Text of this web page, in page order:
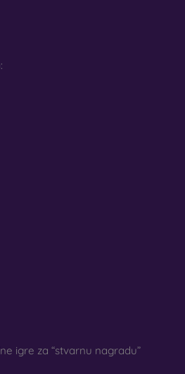
igre za “stvarnu nagradu”